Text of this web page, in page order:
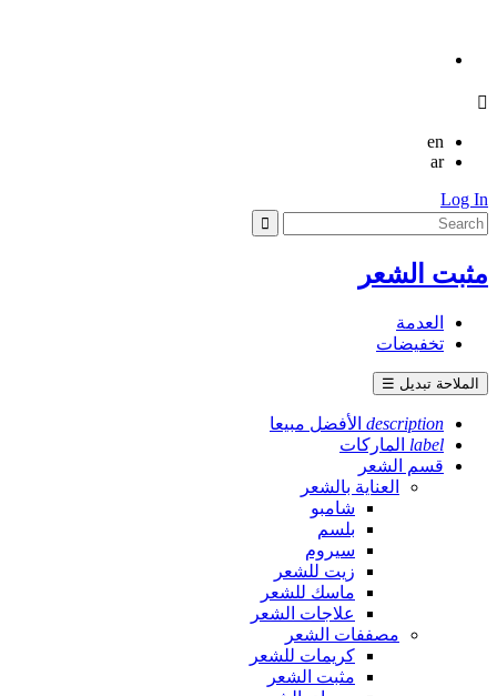

en
ar
Log In
مثبت الشعر
العدمة
تخفيضات
الملاحة تبديل
description الأفضل مبيعا
label الماركات
قسم الشعر
العناية بالشعر
شامبو
بلسم
سيروم
زيت للشعر
ماسك للشعر
علاجات الشعر
مصففات الشعر
كريمات للشعر
مثبت الشعر